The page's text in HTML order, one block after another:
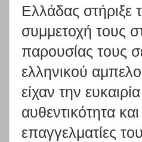
Ελλάδας στήριξε
συμμετοχή τους
παρουσίας τους
ελληνικού
είχαν την
αυθεντικότητα
επαγγελματίες